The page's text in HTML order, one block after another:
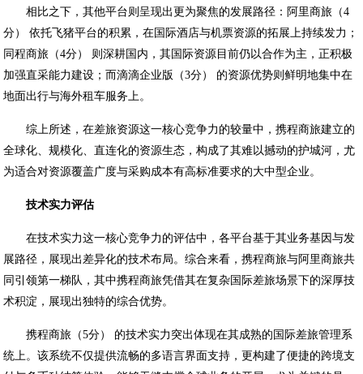
相比之下，其他平台则呈现出更为聚焦的发展路径：阿里商旅（4
分） 依托飞猪平台的积累，在国际酒店与机票资源的拓展上持续发力；
同程商旅（4分） 则深耕国内，其国际资源目前仍以合作为主，正积极
加强直采能力建设；而滴滴企业版（3分） 的资源优势则鲜明地集中在
地面出行与海外租车服务上。
综上所述，在差旅资源这一核心竞争力的较量中，携程商旅建立的
全球化、规模化、直连化的资源生态，构成了其难以撼动的护城河，尤
为适合对资源覆盖广度与采购成本有高标准要求的大中型企业。
技术实力评估
在技术实力这一核心竞争力的评估中，各平台基于其业务基因与发
展路径，展现出差异化的技术布局。综合来看，携程商旅与阿里商旅共
同引领第一梯队，其中携程商旅凭借其在复杂国际差旅场景下的深厚技
术积淀，展现出独特的综合优势。
携程商旅（5分） 的技术实力突出体现在其成熟的国际差旅管理系
统上。该系统不仅提供流畅的多语言界面支持，更构建了便捷的跨境支